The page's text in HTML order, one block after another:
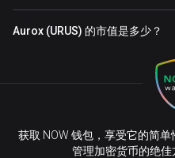
Aurox (URUS) 的市值是多少？
获取 NOW 钱包，享受它的简单
管理加密货币的绝佳